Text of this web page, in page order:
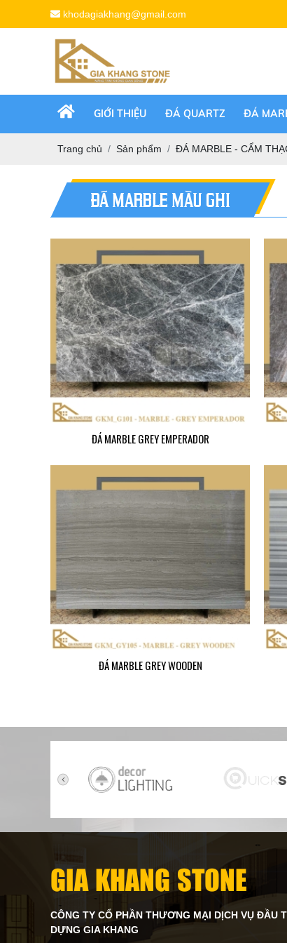
khodagiakhang@gmail.com
GIỚI THIỆU ĐÁ QUARTZ ĐÁ
Trang chủ Sản phẩm ĐÁ MARBLE - CẨM
ĐÁ MARBLE MÀU GHI
ĐÁ MARBLE GREY EMPERADOR
ĐÁ MARBLE GREY WOODEN
GIA KHANG STONE
CÔNG TY CỔ PHẦN THƯƠNG MẠI DỊCH VỤ ĐẦU
DỰNG GIA KHANG